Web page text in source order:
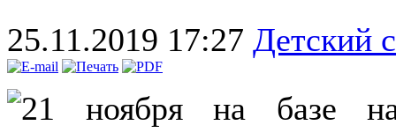
25.11.2019 17:27 Детский
21 ноября на базе